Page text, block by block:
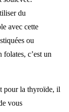
du
avec cette
ou
folates, c’est un
pour la thyroïde, il
vous